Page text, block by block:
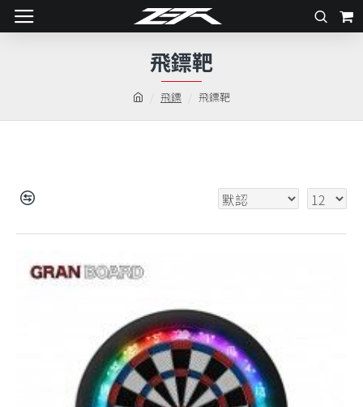
飛鏢 飛鏢靶
飛鏢靶